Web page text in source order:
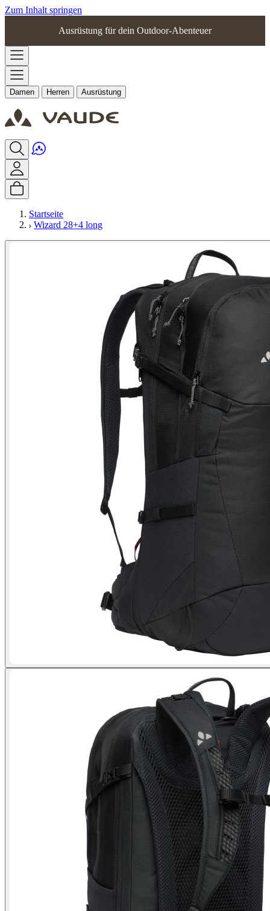
Zum Inhalt springen
Ausrüstung für dein Outdoor-Abenteuer
Damen Herren Ausrüstung
Startseite
Wizard 28+4 long